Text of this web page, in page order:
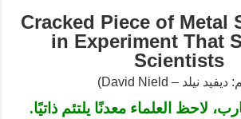
Cracked Piece of Metal
in Experiment That
Scientists
لاحظ العلماء معدنًا يلتئم ذاتيًا.